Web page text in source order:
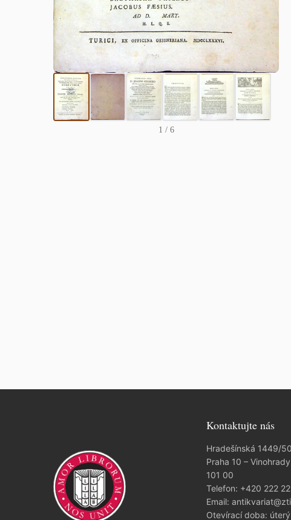
1 / 6
Kontaktujte nás
Hradešínská 1449/50
Praha 10 – Vinohrady
101 00
Telefon: +420 222
Email:
Otevírací doba: